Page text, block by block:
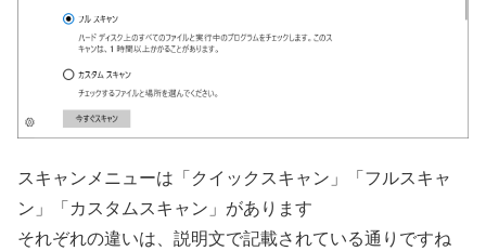
スキャンメニューは「クイックスキャン」「フルスキャ
ン」「カスタムスキャン」があります
それぞれの違いは、説明文で記載されている通りですね